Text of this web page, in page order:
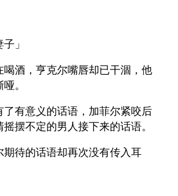
」
喝酒，亨克尔嘴唇却已干涸，他
。
了有意义的话语，加菲尔紧咬后
摆不定的男人接下来的话语。
期待的话语却再次没有传入耳